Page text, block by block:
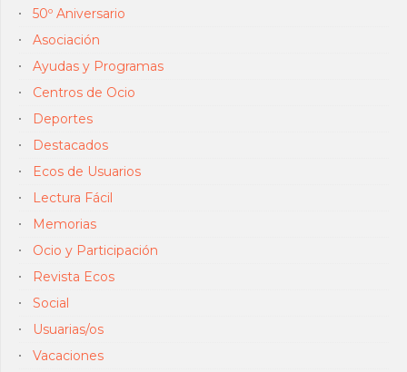
50º Aniversario
Asociación
Ayudas y Programas
Centros de Ocio
Deportes
Destacados
Ecos de Usuarios
Lectura Fácil
Memorias
Ocio y Participación
Revista Ecos
Social
Usuarias/os
Vacaciones